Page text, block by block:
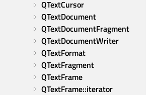
QTextCursor
QTextDocument
QTextDocumentFragment
QTextDocumentWriter
QTextFormat
QTextFragment
QTextFrame
QTextFrame::iterator